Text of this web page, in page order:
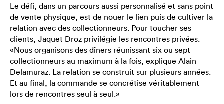
Le défi, dans un parcours aussi personnalisé et sans point
de vente physique, est de nouer le lien puis de cultiver la
relation avec des collectionneurs. Pour toucher ses
clients, Jaquet Droz privilégie les rencontres privées.
«Nous organisons des dîners réunissant six ou sept
collectionneurs au maximum à la fois, explique Alain
Delamuraz. La relation se construit sur plusieurs années.
Et au final, la commande se concrétise véritablement
lors de rencontres seul à seul.»